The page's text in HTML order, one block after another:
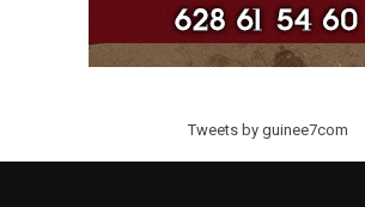
Tweets by guinee7com